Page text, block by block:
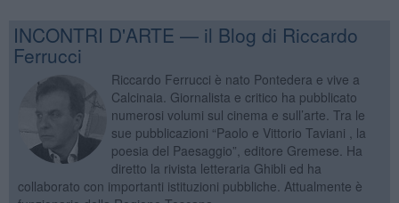
INCONTRI D'ARTE — il Blog di Riccardo
Ferrucci
Riccardo Ferrucci è nato Pontedera e vive a
Calcinaia. Giornalista e critico ha pubblicato
numerosi volumi sul cinema e sull’arte. Tra le
sue pubblicazioni “Paolo e Vittorio Taviani , la
poesia del Paesaggio”, editore Gremese. Ha
diretto la rivista letteraria Ghibli ed ha
collaborato con importanti istituzioni pubbliche. Attualmente è